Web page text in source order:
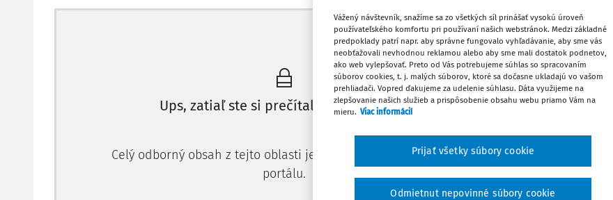
Máte predplatné? Prihláste sa
Ups, zatiaľ ste si prečítali len začiatok...
Celý odborný obsah z tejto oblasti je dostupný predplatiteľom
portálu.
Vytlačiť
Obľúbené
Stiahnuť
Vážený návštevník, snažíme sa zo všetkých síl prinášať vysokú úroveň
používateľského komfortu pri používaní našich webstránok. Medzi základné
predpoklady patrí napr. aby správne fungovalo vyhľadávanie, aby sme vás
neobťažovali nevhodnou reklamou alebo aby sme mali dostatok podnetov,
ako web vylepšovať. Preto od Vás potrebujeme súhlas so spracovaním
súborov cookies, t. j. malých súborov, ktoré sa dočasne ukladajú vo vašom
prehliadači. Vopred ďakujeme za udelenie súhlasu. Dáta využijeme na
zlepšovanie našich služieb a prispôsobenie obsahu webu priamo Vám na
mieru. Viac informácií
Odmietnut nepovinné súbory cookie
Prijať všetky súbory cookie